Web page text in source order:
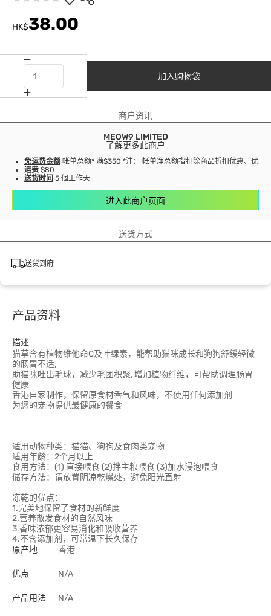
HK$38.00
加入购物袋
商户资讯
MEOW9 LIMITED
了解更多此商户
免运费金额 帐单总额* 满$350 *注： 帐单净总额指扣除商品折扣优惠、优惠
运费 $80
送货时间 5 個工作天
进入此商户页面
送货方式
送货到府
产品资料
描述
猫草含有植物维他命C及叶绿素，能帮助猫咪成长和狗狗舒缓轻微
的肠胃不适,
助猫咪吐出毛球，减少毛团积聚, 增加植物纤维，可帮助调理肠胃
健康
香港自家制作，保留原食材香气和风味，不使用任何添加剂
为您的宠物提供最健康的餐食
适用动物种类：猫猫、狗狗及食肉类宠物
适用年龄：2个月以上
食用方法：(1) 直接喂食 (2)拌主粮喂食 (3)加水浸泡喂食
储存方法：请放置阴凉乾燥处，避免阳光直射
冻乾的优点：
1.完美地保留了食材的新鲜度
2.营养散发食材的自然风味
3.香味浓郁更容易消化和吸收营养
4.不含添加剂，可常温下长久保存
原产地
香港
优点 N/A
产品用法 N/A